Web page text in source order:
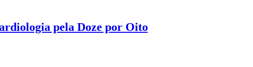
pela Doze por Oito